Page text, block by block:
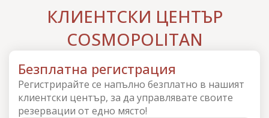
КЛИЕНТСКИ ЦЕНТЪР
COSMOPOLITAN
Безплатна регистрация
Регистрирайте се напълно безплатно в нашият
клиентски център, за да управлявате своите
резервации от едно място!